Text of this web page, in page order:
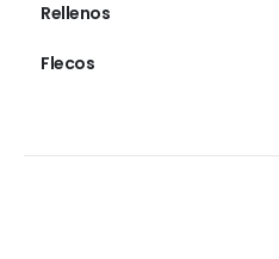
Rellenos
Flecos